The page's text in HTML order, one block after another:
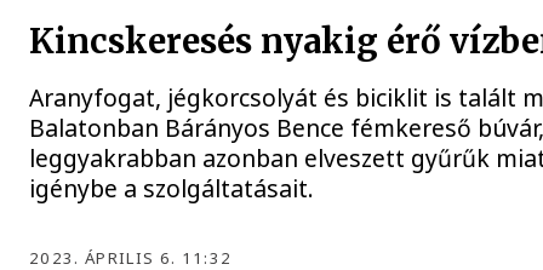
Kincskeresés nyakig érő
Aranyfogat, jégkorcsolyát és biciklit is talált
Balatonban Bárányos Bence fémkereső
leggyakrabban azonban elveszett gyűrűk
igénybe a szolgáltatásait.
2023. ÁPRILIS 6. 11:32